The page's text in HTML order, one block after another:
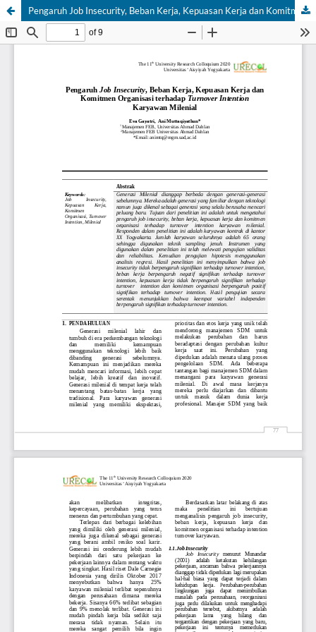
Pengaruh Job Insecurity, Beban Kerja, Kepuasan Kerja dan Komitmen Organisasi terhadap Turnover Intention Karyawan Milenial